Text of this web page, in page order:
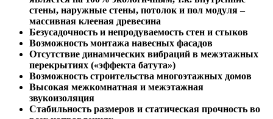
стены, наружные стены, потолок и пол модуля –
массивная клееная древесина
Безусадочность и непродуваемость стен и стыков
Возможность монтажа навесных фасадов
Отсутствие динамических вибраций в межэтажных
перекрытиях («эффекта батута»)
Возможность строительства многоэтажных домов
Высокая межкомнатная и межэтажная
звукоизоляция
Стабильность размеров и статическая прочность во